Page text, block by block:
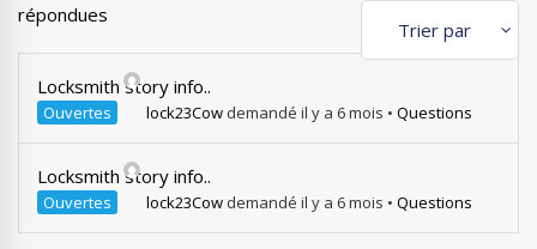
répondues
Locksmith story info..
Ouvertes lock23Cow demandé il y a 6 mois • Questions
Locksmith story info..
Ouvertes lock23Cow demandé il y a 6 mois • Questions